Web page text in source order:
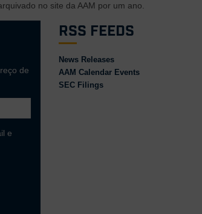
no site da AAM por um ano.
de
e
RSS Feeds
News Releases
AAM Calendar Events
SEC Filings